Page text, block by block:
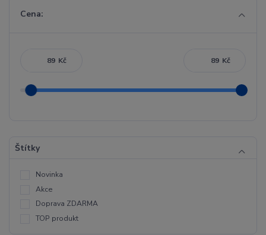
Cena:
Kč Kč
Štítky
Novinka
Akce
Doprava ZDARMA
TOP produkt